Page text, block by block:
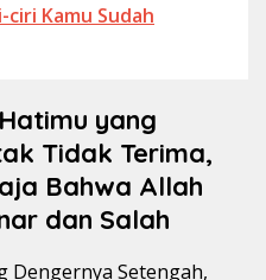
ciri Kamu Sudah
yang
Tidak Terima,
Bahwa Allah
dan Salah